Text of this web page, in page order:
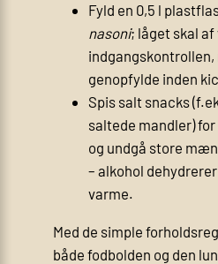
Fyld en 0,5 l
nasoni; låget skal af
indgangskontrollen,
genopfylde inden
Spis salt snacks
saltede mandler)
og undgå store
– alkohol
varme.
Med de simple
både fodbolden og den